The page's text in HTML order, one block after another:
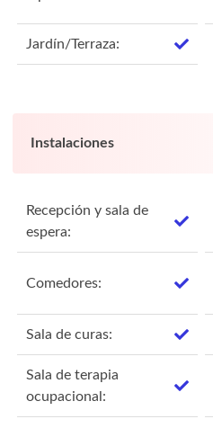
Jardín/Terraza:
Instalaciones
Recepción y sala de
espera:
Comedores:
Sala de curas:
Sala de terapia
ocupacional: